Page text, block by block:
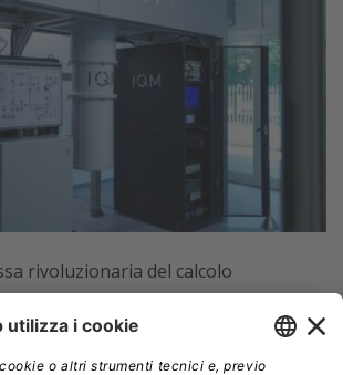
rivoluzionaria del calcolo
però una tecnologia ancora
richiede infatti condizioni estreme
particolare una temperatura